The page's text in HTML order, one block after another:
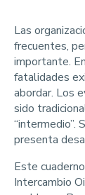
Las
frecuentes,
importante.
fatalidades
abordar. Los
sido
“intermedio”.
presenta
Este
Intercambio